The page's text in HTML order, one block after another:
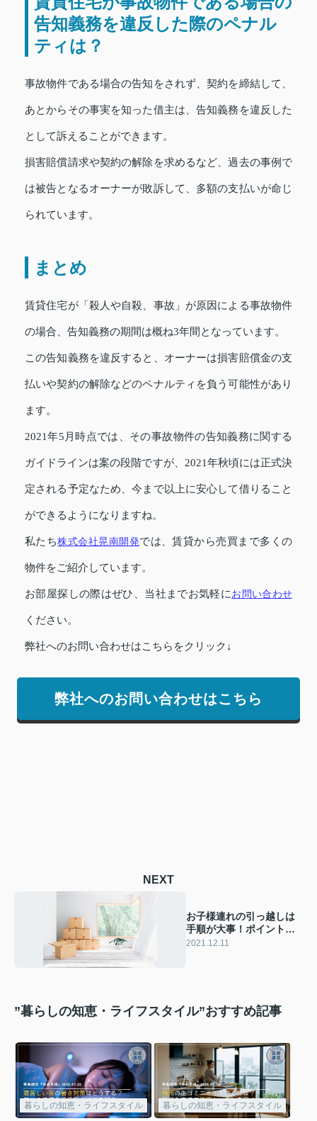
告知義務を違反した際のペナル
ティは？
事故物件である場合の告知をされず、契約を締結して、
あとからその事実を知った借主は、告知義務を違反した
として訴えることができます。
損害賠償請求や契約の解除を求めるなど、過去の事例で
は被告となるオーナーが敗訴して、多額の支払いが命じ
られています。
まとめ
賃貸住宅が「殺人や自殺、事故」が原因による事故物件
の場合、告知義務の期間は概ね3年間となっています。
この告知義務を違反すると、オーナーは損害賠償金の支
払いや契約の解除などのペナルティを負う可能性があり
ます。
2021年5月時点では、その事故物件の告知義務に関する
ガイドラインは案の段階ですが、2021年秋頃には正式決
定される予定なため、今まで以上に安心して借りること
ができるようになりますね。
私たち株式会社晃南開発では、賃貸から売買まで多くの
物件をご紹介しています。
お部屋探しの際はぜひ、当社までお気軽にお問い合わせ
ください。
弊社へのお問い合わせはこちらをクリック↓
弊社へのお問い合わせはこちら
NEXT
お子様連れの引っ越しは
手順が大事！ポイントや
注意点まで徹底解説
2021.12.11
”暮らしの知恵・ライフスタイル”おすすめ記事
暮らしの知恵・ライフスタイル 暮らしの知恵・ライフスタイル